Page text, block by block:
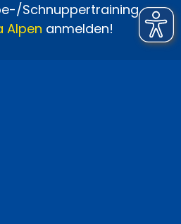
Schnuppertraining
Alpen anmelden!